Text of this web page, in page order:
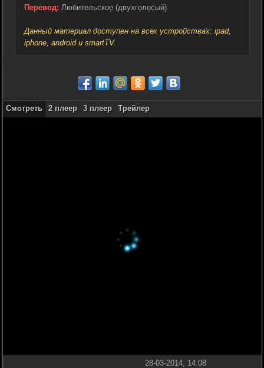
Перевод: Любительское (двухголосый)
Данный материал доступен на всех устройствах: ipad,
iphone, android и smartTV.
Смотреть 2 плеер 3 плеер Трейлер
28-03-2014, 14:08